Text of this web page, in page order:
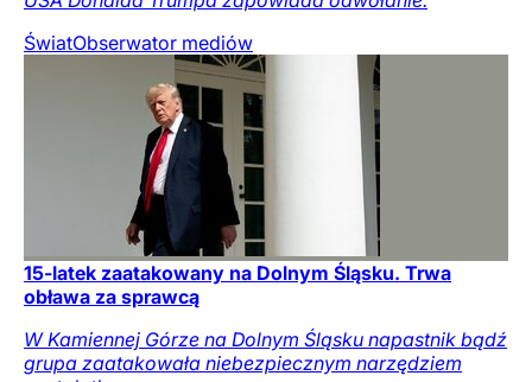
ŚwiatObserwator mediów
15-latek zaatakowany na Dolnym Śląsku. Trwa
obława za sprawcą
W Kamiennej Górze na Dolnym Śląsku napastnik bądź
grupa zaatakowała niebezpiecznym narzędziem